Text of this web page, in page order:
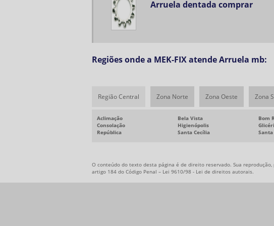
Arruela dentada comprar
Regiões onde a MEK-FIX atende Arruela mb:
Região Central Zona Norte Zona Oeste Zona
Aclimação Bela Vista Bom
Consolação
Higienópolis
República
Santa Cecília
O conteúdo do texto desta página é de direito reservado. Sua
artigo 184 do Código Penal – Lei 9610/98 - Lei de direitos autorais.